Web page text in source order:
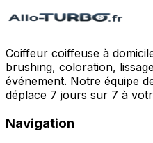
Coiffeur coiffeuse à
brushing, coloration,
événement. Notre équipe
déplace 7 jours sur 7 à
Navigation